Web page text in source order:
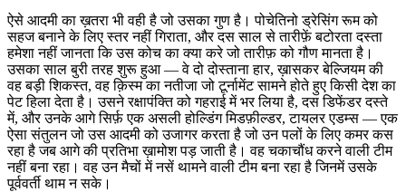
ऐसे आदमी का ख़तरा भी वही है जो उसका गुण है। पोचेतिनो ड्रेसिंग रूम को
सहज बनाने के लिए स्तर नहीं गिराता, और दस साल से तारीफ़ें बटोरता दस्ता
हमेशा नहीं जानता कि उस कोच का क्या करे जो तारीफ़ को गौण मानता है।
उसका साल बुरी तरह शुरू हुआ — वे दो दोस्ताना हार, ख़ासकर बेल्जियम की
वह बड़ी शिकस्त, वह क़िस्म का नतीजा जो टूर्नामेंट सामने होते हुए किसी देश का
पेट हिला देता है। उसने रक्षापंक्ति को गहराई में भर लिया है, दस डिफेंडर दस्ते
में, और उनके आगे सिर्फ़ एक असली होल्डिंग मिडफ़ील्डर, टायलर एडम्स — एक
ऐसा संतुलन जो उस आदमी को उजागर करता है जो उन पलों के लिए कमर कस
रहा है जब आगे की प्रतिभा ख़ामोश पड़ जाती है। वह चकाचौंध करने वाली टीम
नहीं बना रहा। वह उन मैचों में नसें थामने वाली टीम बना रहा है जिनमें उसके
पूर्ववर्ती थाम न सके।